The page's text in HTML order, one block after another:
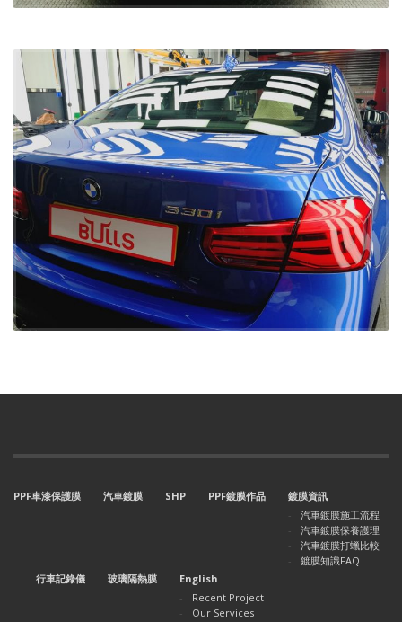
PPF車漆保護膜 汽車鍍膜 SHP PPF鍍膜作品
鍍膜資訊
汽車鍍膜施工流程
汽車鍍膜保養護理
汽車鍍膜打蠟比較
鍍膜知識FAQ
行車記錄儀
玻璃隔熱膜
English
Recent Project
Our Services